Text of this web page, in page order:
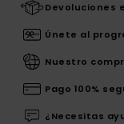
Devoluciones
Únete al
Nuestro
Pago 100%
¿Necesitas